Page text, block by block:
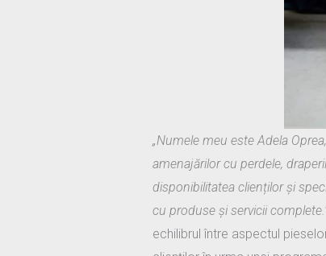
„Numele meu este Adela
amenajărilor cu perdele,
disponibilitatea clienților și
cu produse și servicii
echilibrul între aspectul